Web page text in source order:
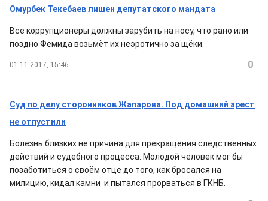
Омурбек Текебаев лишен депутатского мандата
Все коррупционеры должны зарубить на носу, что рано или
поздно Фемида возьмёт их неэротично за щёки.
01.11.2017, 15:46 0
Суд по делу сторонников Жапарова. Под домашний арест
не отпустили
Болезнь близких не причина для прекращения следственных
действий и судебного процесса. Молодой человек мог бы
позаботиться о своём отце до того, как бросался на
милицию, кидал камни и пытался прорваться в ГКНБ.